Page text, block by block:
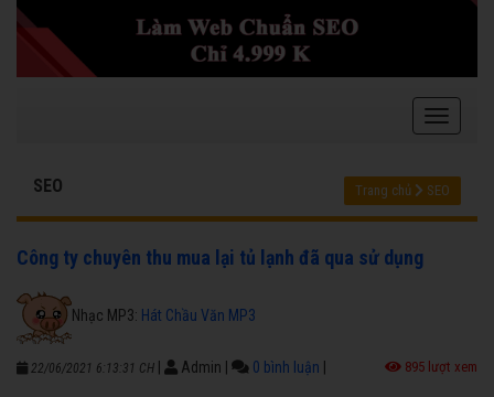
SEO Trang chủ SEO
Công ty chuyên thu mua lại tủ lạnh đã qua sử dụng
Nhạc MP3: Hát Chầu Văn MP3
22/06/2021 6:13:31 CH Admin 0 bình luận 895 lượt xem